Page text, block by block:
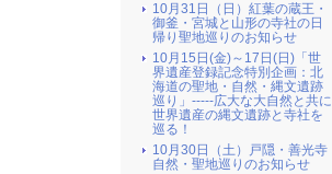
10月31日（日）紅葉の蔵王・
御釜・宮城と山形の寺社の日
帰り聖地巡りのお知らせ
10月15日(金)～17日(日)「世
界遺産登録記念特別企画：北
海道の聖地・自然・縄文遺跡
巡り」-----広大な大自然と共に
世界遺産の縄文遺跡と寺社を
巡る！
10月30日（土）戸隠・善光寺
自然・聖地巡りのお知らせ